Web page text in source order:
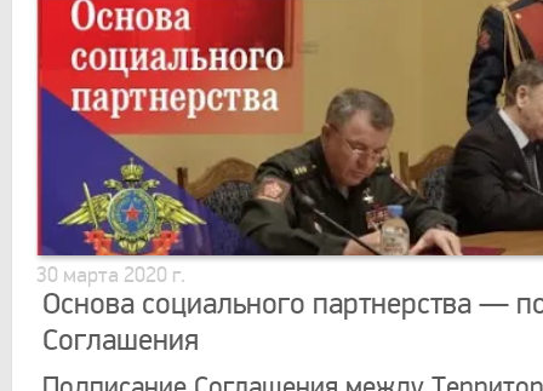
30 марта 2020 г.
Основа социального партнерства —
Соглашения